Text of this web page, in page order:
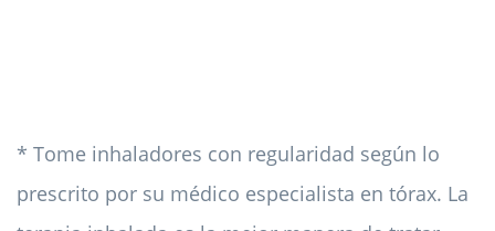
* Tome inhaladores con regularidad según lo
prescrito por su médico especialista en tórax. La